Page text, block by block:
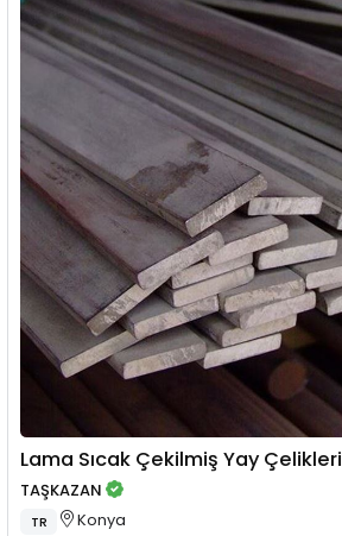
Lama Sıcak Çekilmiş Yay Çelikleri
TAŞKAZAN
TR Konya